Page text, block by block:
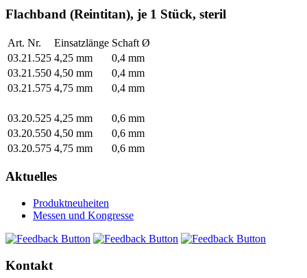
Flachband (Reintitan), je 1 Stück, steril
Art. Nr. Einsatzlänge Schaft Ø
03.21.525 4,25 mm
0,4 mm
03.21.550 4,50 mm
0,4 mm
03.21.575 4,75 mm 0,4 mm
03.20.525 4,25 mm
0,6 mm
03.20.550 4,50 mm
0,6 mm
03.20.575 4,75 mm 0,6 mm
Aktuelles
Produktneuheiten
Messen und Kongresse
Kontakt